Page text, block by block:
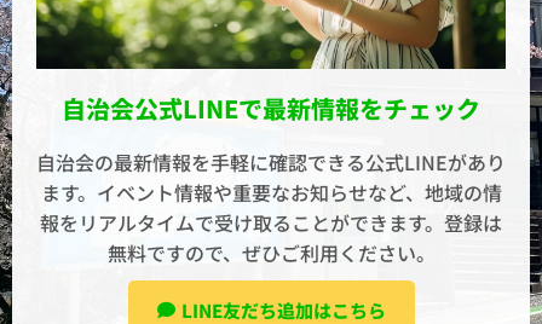
自治会公式LINEで最新情報をチェック
自治会の最新情報を手軽に確認できる公式LINEがあり
ます。イベント情報や重要なお知らせなど、地域の情
報をリアルタイムで受け取ることができます。登録は
無料ですので、ぜひご利用ください。
LINE友だち追加はこちら